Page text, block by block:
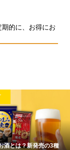
的に、お得にお
酒とは？新発売の3種